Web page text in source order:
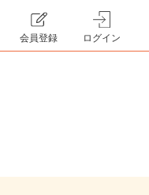
会員登録 ログイン